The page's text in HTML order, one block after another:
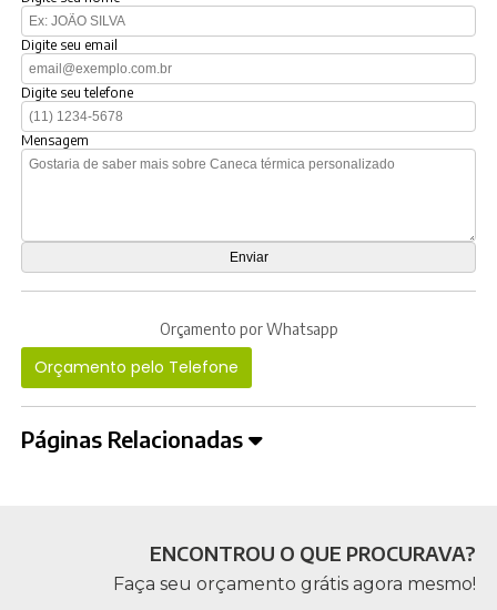
Digite seu email
Digite seu telefone
Mensagem
Orçamento por Whatsapp
Orçamento pelo Telefone
Páginas Relacionadas
ENCONTROU O QUE PROCURAVA?
Faça seu orçamento grátis agora mesmo!